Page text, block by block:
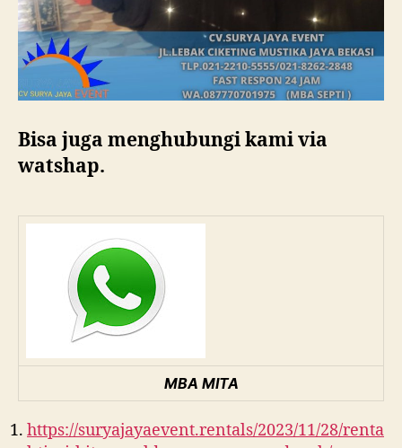
Bisa juga menghubungi kami via
watshap.
MBA MITA
https://suryajayaevent.rentals/2023/11/28/renta